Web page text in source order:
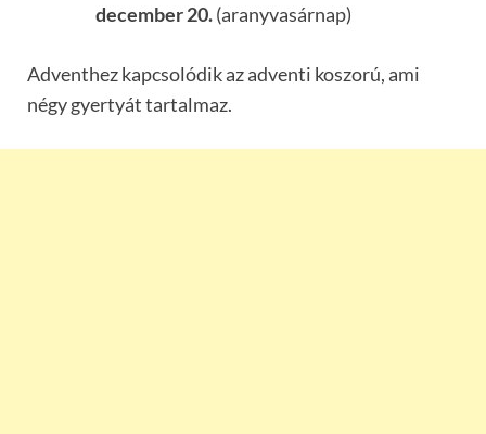
december 20.(aranyvasárnap)
Adventhez kapcsolódik az adventi koszorú, ami
négy gyertyát tartalmaz.